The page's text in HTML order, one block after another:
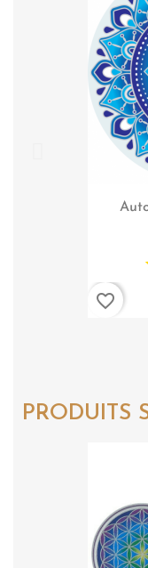
favorite_border
PRODUITS